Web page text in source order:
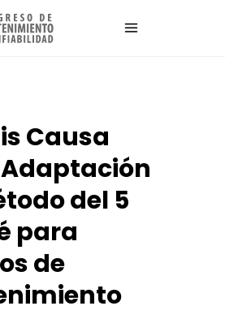
Causa
Adaptación
del 5
para
de